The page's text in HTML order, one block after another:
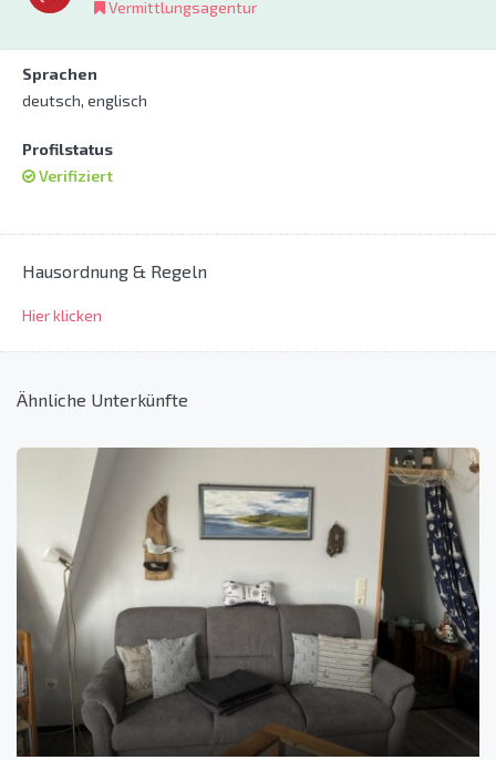
Vermittlungsagentur
Sprachen
deutsch, englisch
Profilstatus
Verifiziert
Hausordnung & Regeln
Hier klicken
Ähnliche Unterkünfte